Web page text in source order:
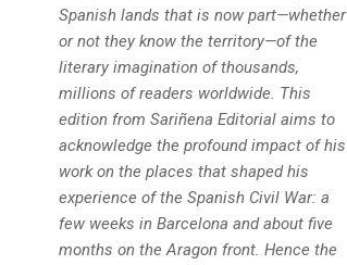
Spanish lands that is now part—whether
or not they know the territory—of the
literary imagination of thousands,
millions of readers worldwide. This
edition from Sariñena Editorial aims to
acknowledge the profound impact of his
work on the places that shaped his
experience of the Spanish Civil War: a
few weeks in Barcelona and about five
months on the Aragon front. Hence the